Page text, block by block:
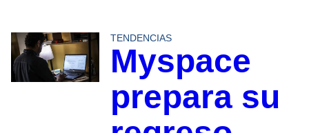
TENDENCIAS
Myspace
prepara su